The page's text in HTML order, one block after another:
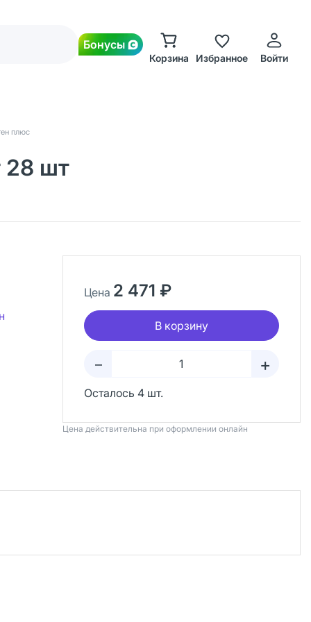
Бонусы
Корзина Избранное Войти
плюс
28 шт
Цена 2 471 ₽
В корзину
– +
Осталось 4 шт.
Цена действительна при оформлении онлайн